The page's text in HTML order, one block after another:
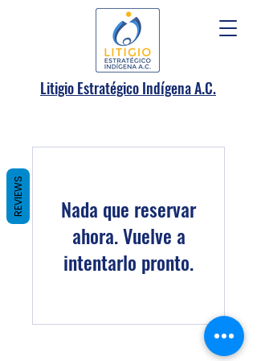
Litigio Estratégico Indígena A.C.
Nada que reservar
ahora. Vuelve a
intentarlo pronto.
REVIEWS